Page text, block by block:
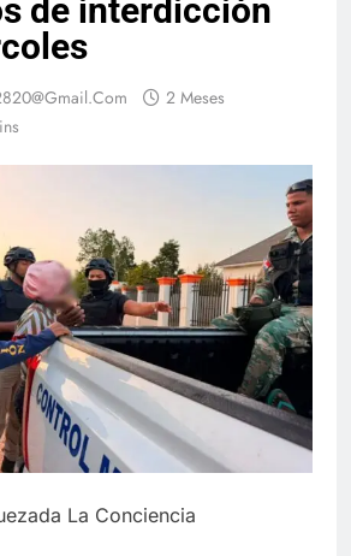
de interdicción
2 Meses
La Conciencia